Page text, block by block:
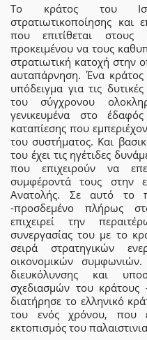
Το κράτος του
στρατιωτικοποίησης και
που επιτίθεται στους
προκειμένου να τους
στρατιωτική κατοχή στην
αυταπάρνηση. Ένα
υπόδειγμα για τις
του σύγχρονου
γενικευμένα στο
καταπίεσης που
του συστήματος. Και
του έχει τις ηγέτιδες
που επιχειρούν να
συμφέροντά τους στην
Ανατολής. Σε αυτό το
-προσδεμένο πλήρως
επιχειρεί την
συνεργασίας του με το
σειρά στρατηγικών
οικονομικών
διευκόλυνσης και
σχεδιασμών του
διατήρησε το ελληνικό
του ενός χρόνου, που
εκτοπισμός του